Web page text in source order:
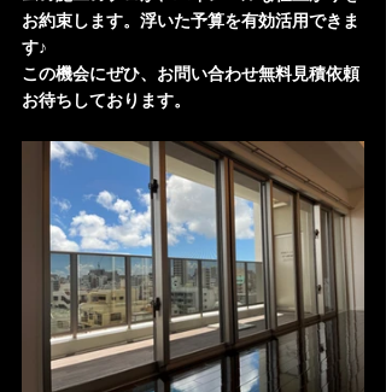
お約束します。浮いた予算を有効活用できま
す♪
この機会にぜひ、お問い合わせ無料見積依頼
お待ちしております。